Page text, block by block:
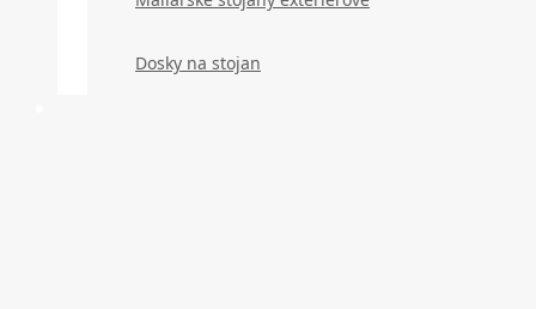
Dosky na stojan